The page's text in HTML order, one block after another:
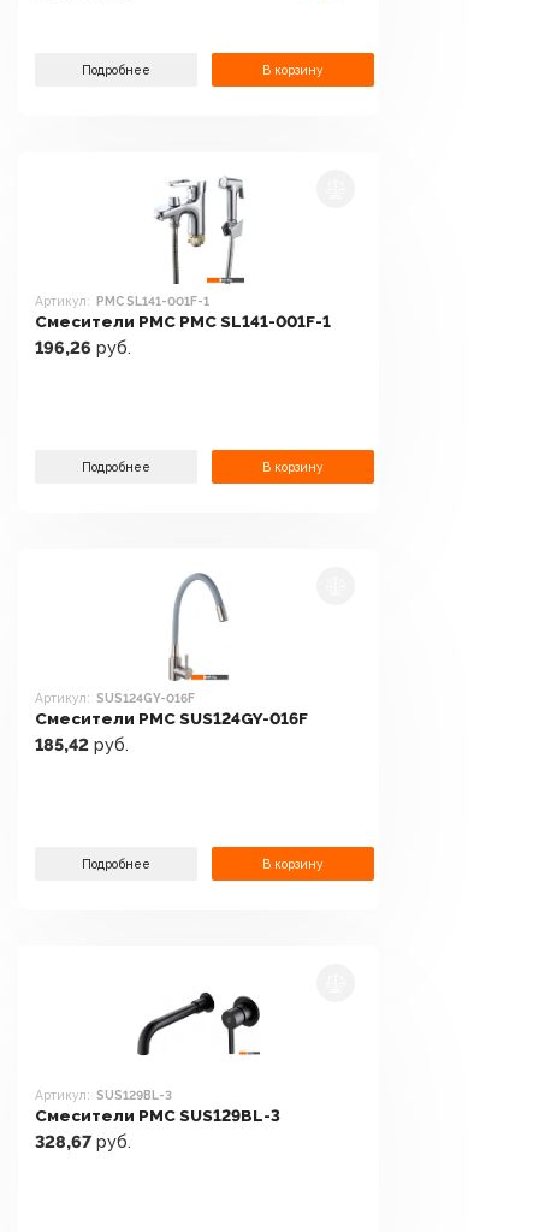
Подробнее В корзину
Артикул: РМС SL141-001F-1
Смесители РМС РМС SL141-001F-1
196,26 руб.
Подробнее В корзину
Артикул: SUS124GY-016F
Смесители РМС SUS124GY-016F
185,42 руб.
Подробнее В корзину
Артикул: SUS129BL-3
Смесители РМС SUS129BL-3
328,67 руб.